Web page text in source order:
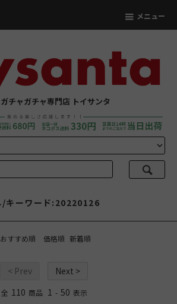
メニュー
チャガチャ専門店 トイサンタ
/キーワード:20220126
おすすめ順 価格順 新着順
< Prev Next >
全 110 商品 1 - 50 表示